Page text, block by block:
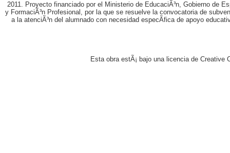
2011. Proyecto financiado por el Ministerio de EducaciÃ³n, Gobierno de
y FormaciÃ³n Profesional, por la que se resuelve la convocatoria de
a la atenciÃ³n del alumnado con necesidad especÃ­fica de apoyo
Esta obra estÃ¡ bajo una licencia de Creative